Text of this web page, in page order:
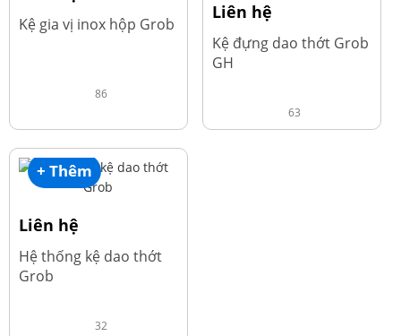
Kệ gia vị inox hộp Grob
86
Liên hệ
Kệ đựng dao thớt Grob
GH
63
+ Thêm
Liên hệ
Hệ thống kệ dao thớt
Grob
32